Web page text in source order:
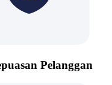
Pelanggan